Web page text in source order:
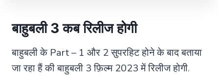
बाहुबली 3 कब रिलीज होगी
बाहुबली के Part – 1 और 2 सुपरहिट होने के बाद बताया
जा रहा हैं की बाहुबली 3 फ़िल्म 2023 में रिलीज होगी.